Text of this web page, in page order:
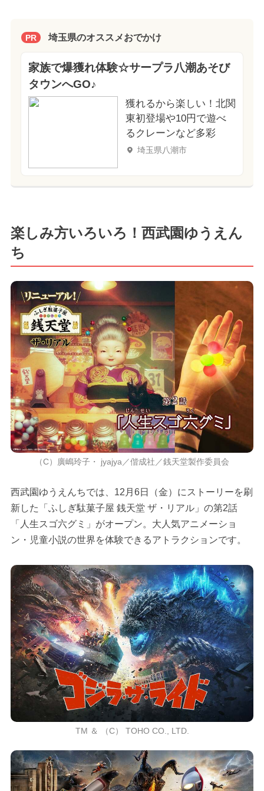
PR 埼玉県のオススメおでかけ
家族で爆獲れ体験☆サープラ八潮あそび
タウンへGO♪
獲れるから楽しい！北関
東初登場や10円で遊べ
るクレーンなど多彩
埼玉県八潮市
楽しみ方いろいろ！西武園ゆうえん
ち
（C）廣嶋玲子・ jyajya／偕成社／銭天堂製作委員会
西武園ゆうえんちでは、12月6日（金）にストーリーを刷
新した「ふしぎ駄菓子屋 銭天堂 ザ・リアル」の第2話
「人生スゴ六グミ」がオープン。大人気アニメーショ
ン・児童小説の世界を体験できるアトラクションです。
TM ＆ （C） TOHO CO., LTD.